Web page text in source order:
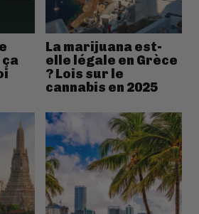
ça
La marijuana est-
elle légale en Grèce
? Lois sur le
cannabis en 2025